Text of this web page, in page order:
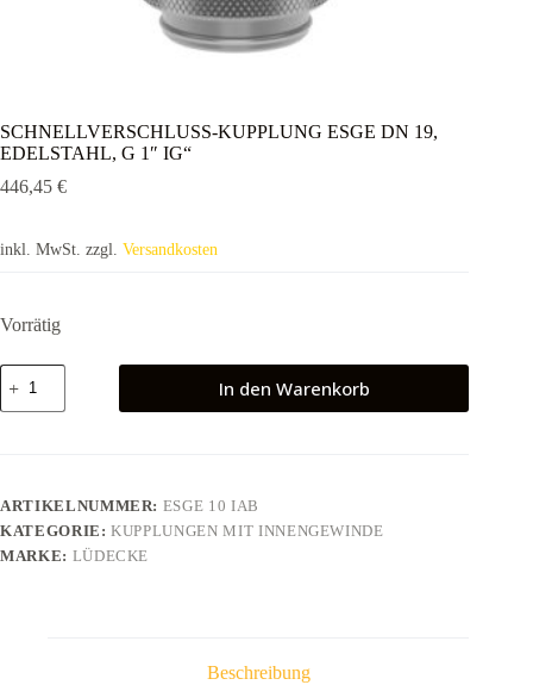
SCHNELLVERSCHLUSS-KUPPLUNG ESGE DN 19,
EDELSTAHL, G 1″ IG“
446,45 €
inkl. MwSt. zzgl. Versandkosten
Vorrätig
SCHNELLVERSCHLUSS-
KUPPLUNG
ESGE
1"
IG"
Menge
In den Warenkorb
ARTIKELNUMMER: ESGE 10 IAB
KATEGORIE:KUPPLUNGEN MIT INNENGEWINDE
MARKE: LÜDECKE
Beschreibung